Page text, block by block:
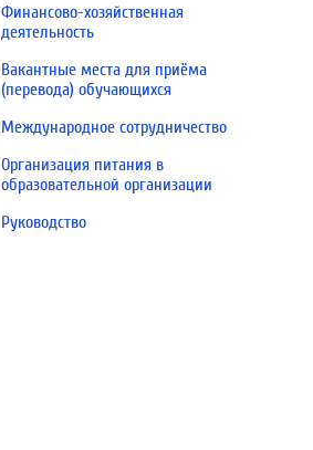
Финансово-хозяйственная
деятельность
Вакантные места для приёма
(перевода) обучающихся
Международное сотрудничество
Организация питания в
образовательной организации
Руководство